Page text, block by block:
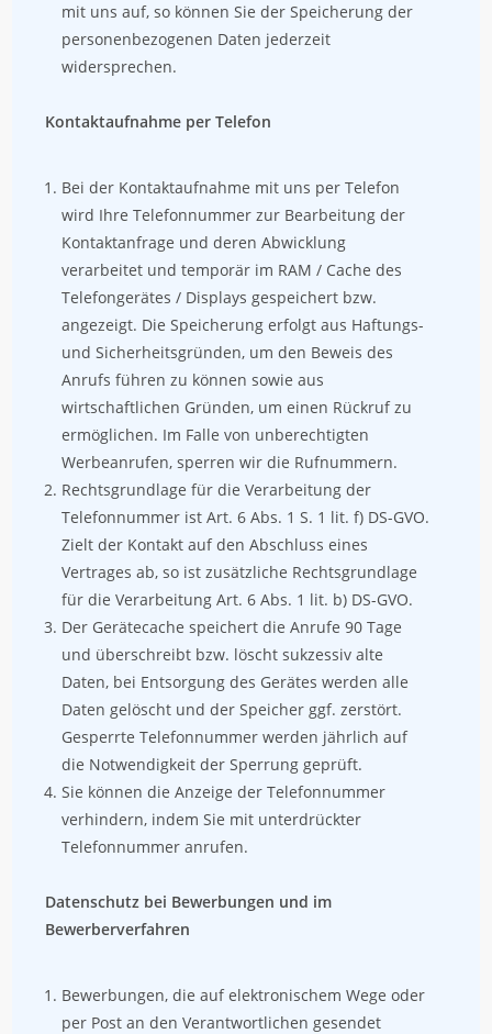
mit uns auf, so können Sie der Speicherung der
personenbezogenen Daten jederzeit
widersprechen.
Kontaktaufnahme per Telefon
Bei der Kontaktaufnahme mit uns per Telefon
wird Ihre Telefonnummer zur Bearbeitung der
Kontaktanfrage und deren Abwicklung
verarbeitet und temporär im RAM / Cache des
Telefongerätes / Displays gespeichert bzw.
angezeigt. Die Speicherung erfolgt aus Haftungs-
und Sicherheitsgründen, um den Beweis des
Anrufs führen zu können sowie aus
wirtschaftlichen Gründen, um einen Rückruf zu
ermöglichen. Im Falle von unberechtigten
Werbeanrufen, sperren wir die Rufnummern.
Rechtsgrundlage für die Verarbeitung der
Telefonnummer ist Art. 6 Abs. 1 S. 1 lit. f) DS-GVO.
Zielt der Kontakt auf den Abschluss eines
Vertrages ab, so ist zusätzliche Rechtsgrundlage
für die Verarbeitung Art. 6 Abs. 1 lit. b) DS-GVO.
Der Gerätecache speichert die Anrufe 90 Tage
und überschreibt bzw. löscht sukzessiv alte
Daten, bei Entsorgung des Gerätes werden alle
Daten gelöscht und der Speicher ggf. zerstört.
Gesperrte Telefonnummer werden jährlich auf
die Notwendigkeit der Sperrung geprüft.
Sie können die Anzeige der Telefonnummer
verhindern, indem Sie mit unterdrückter
Telefonnummer anrufen.
Datenschutz bei Bewerbungen und im
Bewerberverfahren
Bewerbungen, die auf elektronischem Wege oder
per Post an den Verantwortlichen gesendet